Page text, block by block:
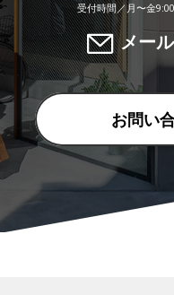
受付時間／月〜金
メー
お問い